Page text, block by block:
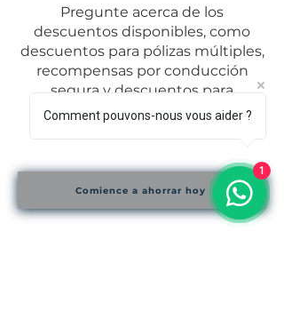
Pregunte acerca de los
descuentos disponibles, como
descuentos para pólizas múltiples,
recompensas por conducción
segura y descuentos para
sistemas domésticos.
Comience a ahorrar hoy
Comment pouvons-nous vous aider ?
1